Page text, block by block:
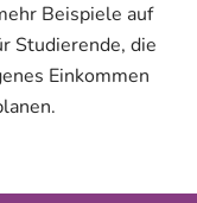
Beispiele auf
Studierende, die
Einkommen